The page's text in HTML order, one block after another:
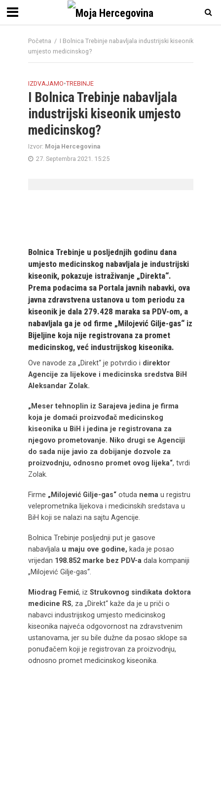
Početna / I Bolnica Trebinje nabavljala industrijski kiseonik
umjesto medicinskog?
IZDVAJAMO•TREBINJE
I Bolnica Trebinje nabavljala
industrijski kiseonik umjesto
medicinskog?
Izvor: Moja Hercegovina
27. Septembra 2021. 15:25
Bolnica Trebinje u posljednjih godinu dana
umjesto medicinskog nabavljala je industrijski
kiseonik, pokazuje istraživanje „Direkta“.
Prema podacima sa Portala javnih nabavki, ova
javna zdravstvena ustanova u tom periodu za
kiseonik je dala 279.428 maraka sa PDV-om, a
nabavljala ga je od firme „Milojević Gilje-gas“ iz
Bijeljine koja nije registrovana za promet
medicinskog, već industrijskog kiseonika.
Ove navode za „Direkt“ je potvrdio i direktor
Agencije za lijekove i medicinska sredstva BiH
Aleksandar Zolak.
„Meser tehnoplin iz Sarajeva jedina je firma
koja je domaći proizvođač medicinskog
kiseonika u BiH i jedina je registrovana za
njegovo prometovanje. Niko drugi se Agenciji
do sada nije javio za dobijanje dozvole za
proizvodnju, odnosno promet ovog lijeka“, tvrdi
Zolak.
Firme „Milojević Gilje-gas“ otuda nema u registru
veleprometnika lijekova i medicinskih sredstava u
BiH koji se nalazi na sajtu Agencije.
Bolnica Trebinje posljednji put je gasove
nabavljala u maju ove godine, kada je posao
vrijedan 198.852 marke bez PDV-a dala kompaniji
„Milojević Gilje-gas“.
Miodrag Femić, iz Strukovnog sindikata doktora
medicine RS, za „Direkt“ kaže da je u priči o
nabavci industrijskog umjesto medicinskog
kiseonika najveća odgovornost na zdravstvenim
ustanovama, jer su bile dužne da posao sklope sa
ponuđačem koji je registrovan za proizvodnju,
odnosno promet medicinskog kiseonika.